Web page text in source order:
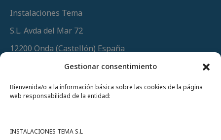
Gestionar consentimiento
Bienvenida/o a la información básica sobre las cookies de la página
web responsabilidad de la entidad:
INSTALACIONES TEMA S.L
Instalaciones Tema
S.L. Avda del Mar 72
12200 Onda (Castellón) España
(+34) 964 60 34 34
Urgencias y whatsapp649 406 493